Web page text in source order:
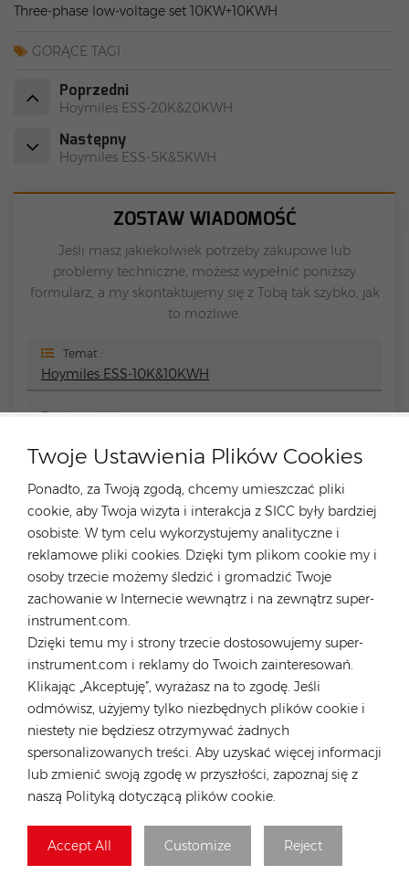
Twoje Ustawienia Plików Cookies
Ponadto, za Twoją zgodą, chcemy umieszczać pliki
cookie, aby Twoja wizyta i interakcja z SICC były bardziej
osobiste. W tym celu wykorzystujemy analityczne i
reklamowe pliki cookies. Dzięki tym plikom cookie my i
osoby trzecie możemy śledzić i gromadzić Twoje
zachowanie w Internecie wewnątrz i na zewnątrz super-
instrument.com.
Dzięki temu my i strony trzecie dostosowujemy super-
instrument.com i reklamy do Twoich zainteresowań.
Klikając „Akceptuję”, wyrażasz na to zgodę. Jeśli
odmówisz, użyjemy tylko niezbędnych plików cookie i
niestety nie będziesz otrzymywać żadnych
spersonalizowanych treści. Aby uzyskać więcej informacji
lub zmienić swoją zgodę w przyszłości, zapoznaj się z
naszą Polityką dotyczącą plików cookie.
Accept All Customize Reject
Three-phase low-voltage set 10KW+10KWH
GORĄCE TAGI :
Poprzedni
Hoymiles ESS-20K&20KWH
Następny
Hoymiles ESS-5K&5KWH
ZOSTAW WIADOMOŚĆ
Jeśli masz jakiekolwiek potrzeby zakupowe lub
problemy techniczne, możesz wypełnić poniższy
formularz, a my skontaktujemy się z Tobą tak szybko, jak
to możliwe.
Temat :
Hoymiles ESS-10K&10KWH
Składać
KATEGORIE
WYRÓŻNIONE PRODUKTY
PRODUKTY POWIĄZANE